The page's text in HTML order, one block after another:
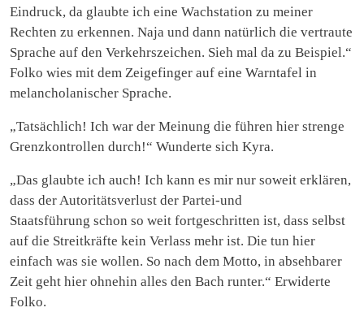
Eindruck, da glaubte ich eine Wachstation zu meiner
Rechten zu erkennen. Naja und dann natürlich die vertraute
Sprache auf den Verkehrszeichen. Sieh mal da zu Beispiel.“
Folko wies mit dem Zeigefinger auf eine Warntafel in
melancholanischer Sprache.
„Tatsächlich! Ich war der Meinung die führen hier strenge
Grenzkontrollen durch!“ Wunderte sich Kyra.
„Das glaubte ich auch! Ich kann es mir nur soweit erklären,
dass der Autoritätsverlust der Partei-und
Staatsführung schon so weit fortgeschritten ist, dass selbst
auf die Streitkräfte kein Verlass mehr ist. Die tun hier
einfach was sie wollen. So nach dem Motto, in absehbarer
Zeit geht hier ohnehin alles den Bach runter.“ Erwiderte
Folko.